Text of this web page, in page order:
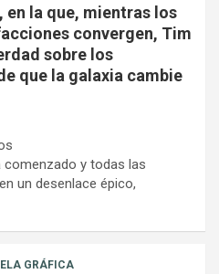
en la que, mientras los
convergen, Tim
sobre los
que la galaxia cambie
comenzado y todas las
un desenlace épico,
GRÁFICA